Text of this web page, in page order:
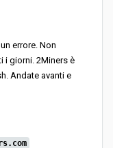
errore. Non
i giorni. 2Miners è
Andate avanti e